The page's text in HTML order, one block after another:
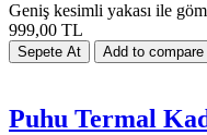
Geniş kesimli yakası ile
999,00 TL
Puhu Termal